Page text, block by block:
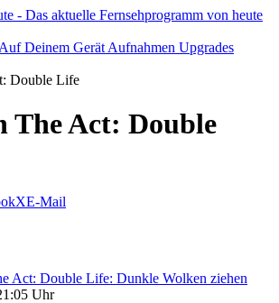
Auf Deinem Gerät Aufnahmen Upgrades
The Act: Double
XE-Mail
Act: Double Life: Dunkle Wolken ziehen
Uhr